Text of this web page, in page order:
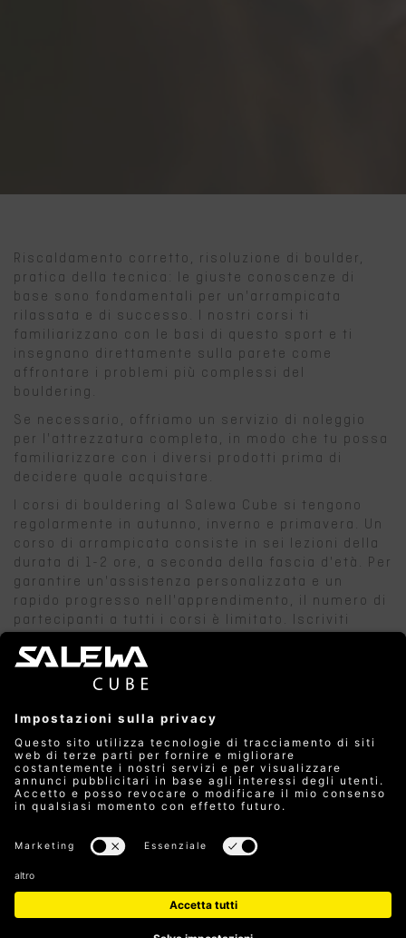
Riscaldamento corretto, risoluzione di boulder,
pratica della tecnica: le giuste conoscenze di
base sono fondamentali per un'arrampicata
rilassata e di successo. I nostri corsi ti
familiarizzano con le basi di questo sport e ti
insegnano direttamente sulla parete come
affrontare i problemi più complessi del
bouldering.
Se necessario, offriamo un servizio di noleggio
per l'attrezzatura completa, in modo che tu possa
familiarizzare con i diversi prodotti prima di
decidere quale acquistare.
I corsi di bouldering al Salewa Cube si tengono
regolarmente in autunno, inverno e primavera. Un
corso di arrampicata consiste in sei lezioni della
durata di 1-2 ore, a seconda della fascia d'età. Per
garantire un'assistenza personalizzata e un
rapido progresso nell'apprendimento, il numero di
partecipanti a tutti i corsi è limitato. Iscriviti